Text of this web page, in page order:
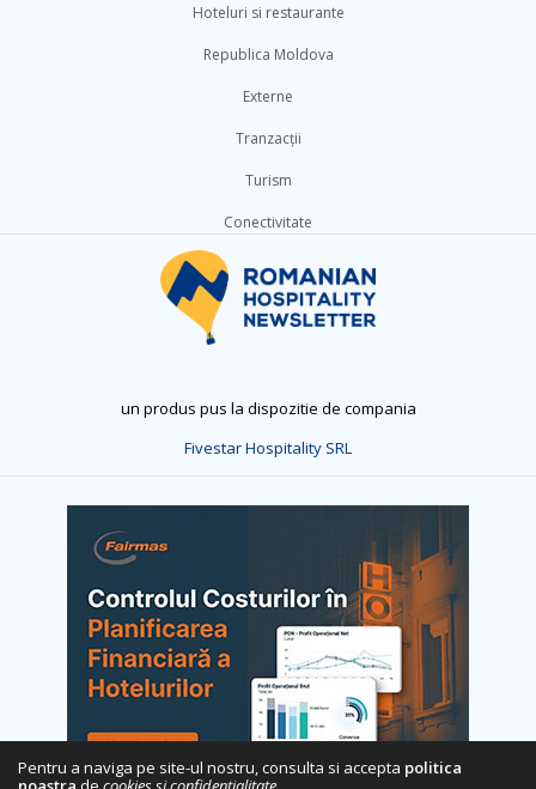
Hoteluri si restaurante
Republica Moldova
Externe
Tranzacții
Turism
Conectivitate
un produs pus la dispozitie de compania
Fivestar Hospitality SRL
Pentru a naviga pe site-ul nostru, consulta si accepta politica